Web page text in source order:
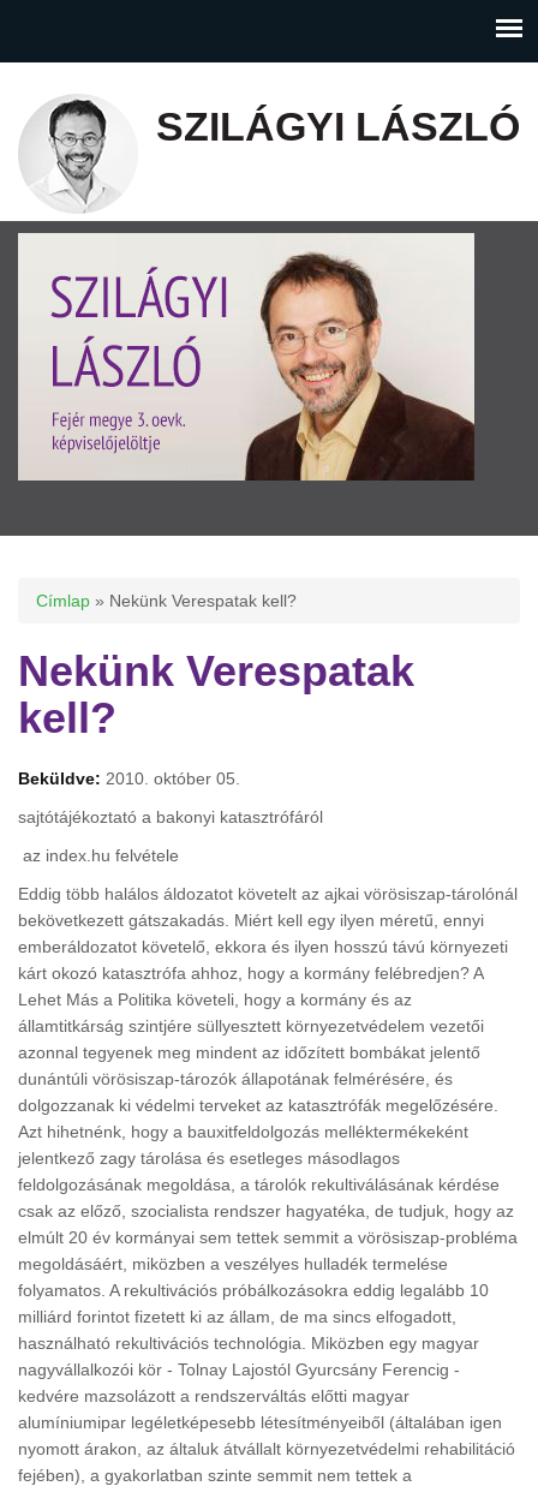
SZILÁGYI LÁSZLÓ
Jelenlegi hely
Címlap » Nekünk Verespatak kell?
Nekünk Verespatak
kell?
Beküldve: 2010. október 05.
sajtótájékoztató a bakonyi katasztrófáról
az index.hu felvétele
Eddig több halálos áldozatot követelt az ajkai vörösiszap-tárolónál
bekövetkezett gátszakadás. Miért kell egy ilyen méretű, ennyi
emberáldozatot követelő, ekkora és ilyen hosszú távú környezeti
kárt okozó katasztrófa ahhoz, hogy a kormány felébredjen? A
Lehet Más a Politika követeli, hogy a kormány és az
államtitkárság szintjére süllyesztett környezetvédelem vezetői
azonnal tegyenek meg mindent az időzített bombákat jelentő
dunántúli vörösiszap-tározók állapotának felmérésére, és
dolgozzanak ki védelmi terveket az katasztrófák megelőzésére.
Azt hihetnénk, hogy a bauxitfeldolgozás melléktermékeként
jelentkező zagy tárolása és esetleges másodlagos
feldolgozásának megoldása, a tárolók rekultiválásának kérdése
csak az előző, szocialista rendszer hagyatéka, de tudjuk, hogy az
elmúlt 20 év kormányai sem tettek semmit a vörösiszap-probléma
megoldásáért, miközben a veszélyes hulladék termelése
folyamatos. A rekultivációs próbálkozásokra eddig legalább 10
milliárd forintot fizetett ki az állam, de ma sincs elfogadott,
használható rekultivációs technológia. Miközben egy magyar
nagyvállalkozói kör - Tolnay Lajostól Gyurcsány Ferencig -
kedvére mazsolázott a rendszerváltás előtti magyar
alumíniumipar legéletképesebb létesítményeiből (általában igen
nyomott árakon, az általuk átvállalt környezetvédelmi rehabilitáció
fejében), a gyakorlatban szinte semmit nem tettek a